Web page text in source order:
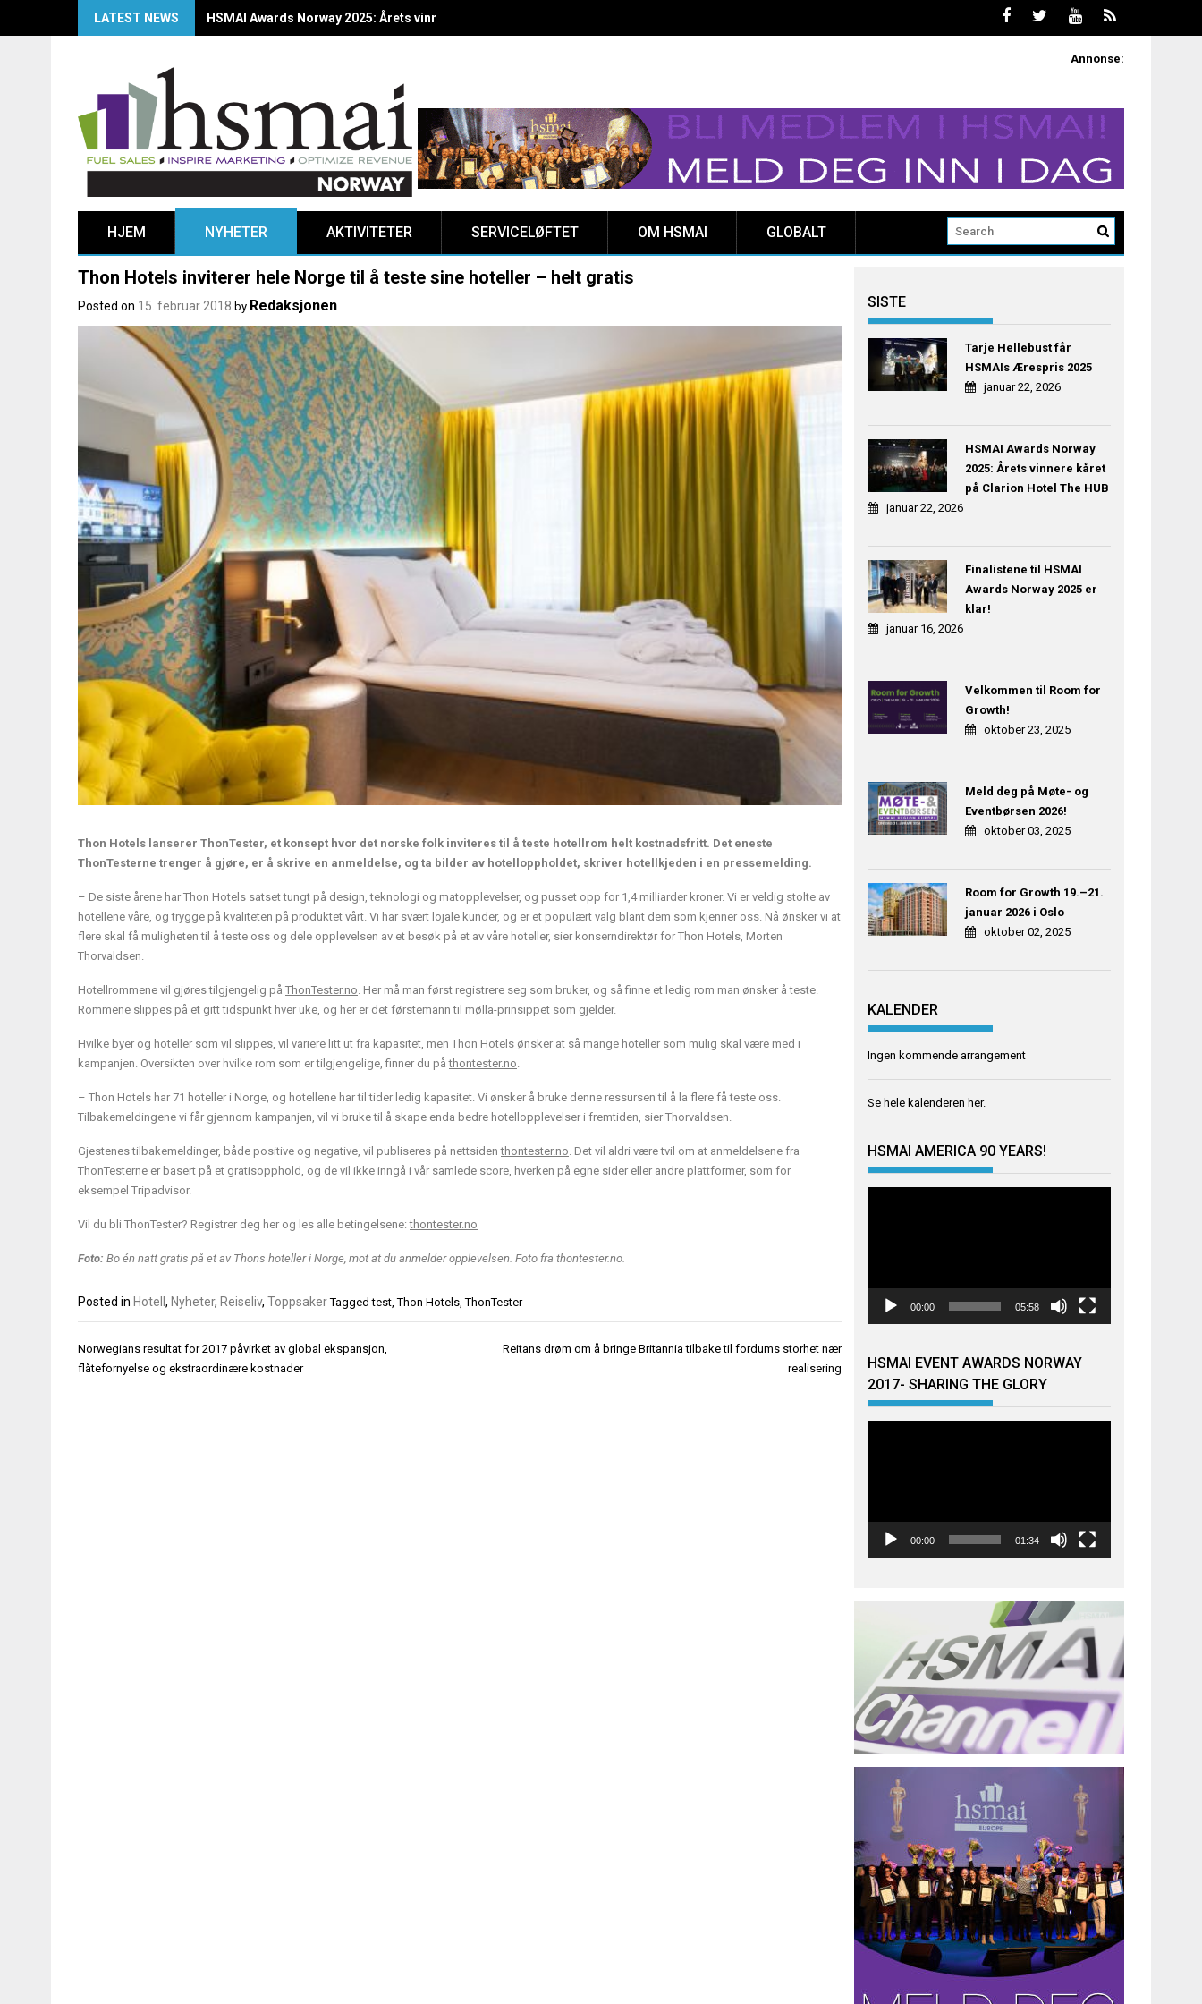
LATEST NEWS HSMAI Awards Norway 2025: Årets vinnere kåret på Clarion Hotel The HUB
Annonse:
HJEM NYHETER AKTIVITETER SERVICELØFTET OM HSMAI GLOBALT
Thon Hotels inviterer hele Norge til å teste sine hoteller – helt gratis
Posted on 15. februar 2018 by Redaksjonen
Thon Hotels lanserer ThonTester, et konsept hvor det norske folk inviteres til å teste hotellrom helt kostnadsfritt. Det eneste
ThonTesterne trenger å gjøre, er å skrive en anmeldelse, og ta bilder av hotelloppholdet, skriver hotellkjeden i en pressemelding.
– De siste årene har Thon Hotels satset tungt på design, teknologi og matopplevelser, og pusset opp for 1,4 milliarder kroner. Vi er veldig stolte av
hotellene våre, og trygge på kvaliteten på produktet vårt. Vi har svært lojale kunder, og er et populært valg blant dem som kjenner oss. Nå ønsker vi at
flere skal få muligheten til å teste oss og dele opplevelsen av et besøk på et av våre hoteller, sier konserndirektør for Thon Hotels, Morten
Thorvaldsen.
Hotellrommene vil gjøres tilgjengelig på ThonTester.no . Her må man først registrere seg som bruker, og så finne et ledig rom man ønsker å teste.
Rommene slippes på et gitt tidspunkt hver uke, og her er det førstemann til mølla-prinsippet som gjelder.
Hvilke byer og hoteller som vil slippes, vil variere litt ut fra kapasitet, men Thon Hotels ønsker at så mange hoteller som mulig skal være med i
kampanjen. Oversikten over hvilke rom som er tilgjengelige, finner du påthontester.no
– Thon Hotels har 71 hoteller i Norge, og hotellene har til tider ledig kapasitet. Vi ønsker å bruke denne ressursen til å la flere få teste oss.
Tilbakemeldingene vi får gjennom kampanjen, vil vi bruke til å skape enda bedre hotellopplevelser i fremtiden, sier Thorvaldsen.
Gjestenes tilbakemeldinger, både positive og negative, vil publiseres på nettsidenthontester.no . Det vil aldri være tvil om at anmeldelsene fra
ThonTesterne er basert på et gratisopphold, og de vil ikke inngå i vår samlede score, hverken på egne sider eller andre plattformer, som for
eksempel Tripadvisor.
Vil du bli ThonTester? Registrer deg her og les alle betingelsene:thontester.no
Foto: Bo én natt gratis på et av Thons hoteller i Norge, mot at du anmelder opplevelsen. Foto fra thontester.no.
Posted in Hotell , Nyheter, Reiseliv, Toppsaker Taggedtest ,Thon Hotels ,ThonTester
Innleggsnavigasjon
Norwegians resultat for 2017 påvirket av global ekspansjon,
flåtefornyelse og ekstraordinære kostnader
Reitans drøm om å bringe Britannia tilbake til fordums storhet nær
realisering
SISTE
Tarje Hellebust får
HSMAIs Ærespris 2025
januar 22, 2026
HSMAI Awards Norway
2025: Årets vinnere kåret
på Clarion Hotel The HUB
januar 22, 2026
Finalistene til HSMAI
Awards Norway 2025 er
klar!
januar 16, 2026
Velkommen til Room for
Growth!
oktober 23, 2025
Meld deg på Møte- og
Eventbørsen 2026!
oktober 03, 2025
Room for Growth 19.–21.
januar 2026 i Oslo
oktober 02, 2025
KALENDER
Ingen kommende arrangement
Se hele kalenderen her.
HSMAI AMERICA 90 YEARS!
00:00 05:58
HSMAI EVENT AWARDS NORWAY
2017- SHARING THE GLORY
00:00 01:34